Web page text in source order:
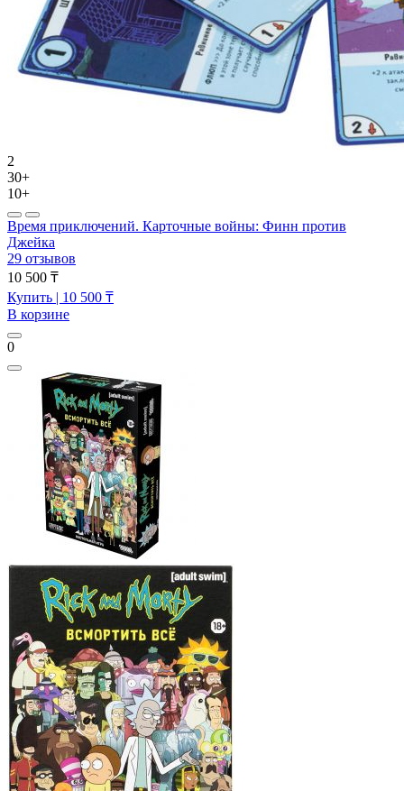
2
30+
10+
Время приключений. Карточные войны: Финн против
Джейка
29 отзывов
10 500 ₸
Купить | 10 500 ₸
В корзине
0